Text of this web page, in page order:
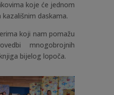
koje će jednom
daskama.
koji nam pomažu
mnogobrojnih
bijelog lopoča.